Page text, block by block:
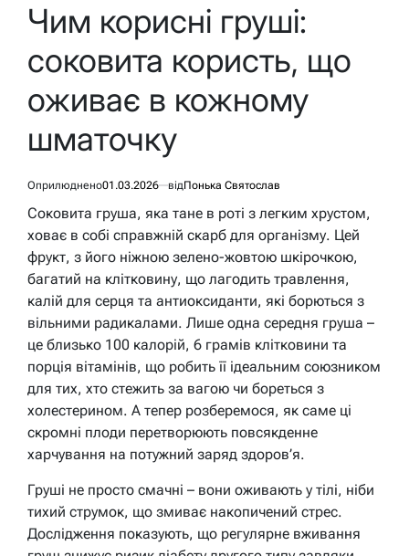
Чим корисні груші:
соковита користь, що
оживає в кожному
шматочку
Оприлюднено01.03.2026 відПонька Святослав
Соковита груша, яка тане в роті з легким хрустом,
ховає в собі справжній скарб для організму. Цей
фрукт, з його ніжною зелено-жовтою шкірочкою,
багатий на клітковину, що лагодить травлення,
калій для серця та антиоксиданти, які борються з
вільними радикалами. Лише одна середня груша –
це близько 100 калорій, 6 грамів клітковини та
порція вітамінів, що робить її ідеальним союзником
для тих, хто стежить за вагою чи бореться з
холестерином. А тепер розберемося, як саме ці
скромні плоди перетворюють повсякденне
харчування на потужний заряд здоров’я.
Груші не просто смачні – вони оживають у тілі, ніби
тихий струмок, що змиває накопичений стрес.
Дослідження показують, що регулярне вживання